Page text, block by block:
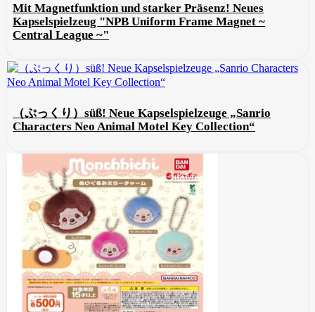
Mit Magnetfunktion und starker Präsenz! Neues
Kapselspielzeug "NPB Uniform Frame Magnet ~
Central League ~"
（ぷっくり）süß! Neue Kapselspielzeuge „Sanrio
Characters Neo Animal Motel Key Collection“